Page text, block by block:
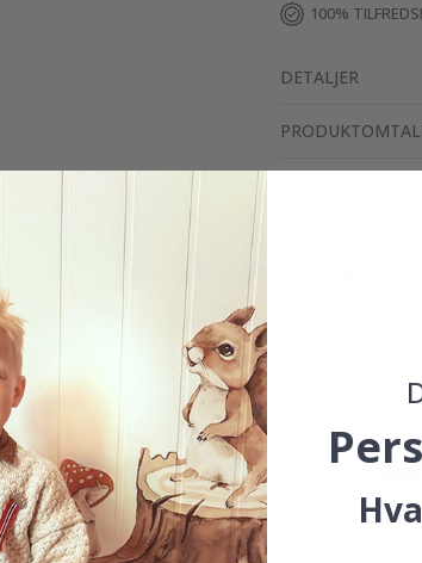
100%
DETALJER
Ekte inspirasjon fra våre fornøyde
Merk ditt med #namly_design
Produkter kjøpt sammen